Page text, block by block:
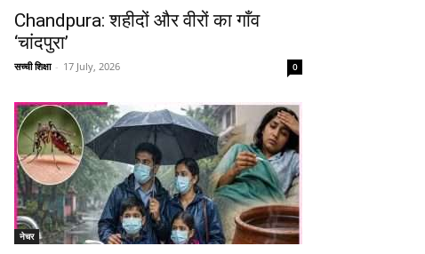
Chandpura: शहीदों और वीरों का गाँव
‘चांदपुरा’
सच्ची शिक्षा - 17 July, 2026 0
नेचर